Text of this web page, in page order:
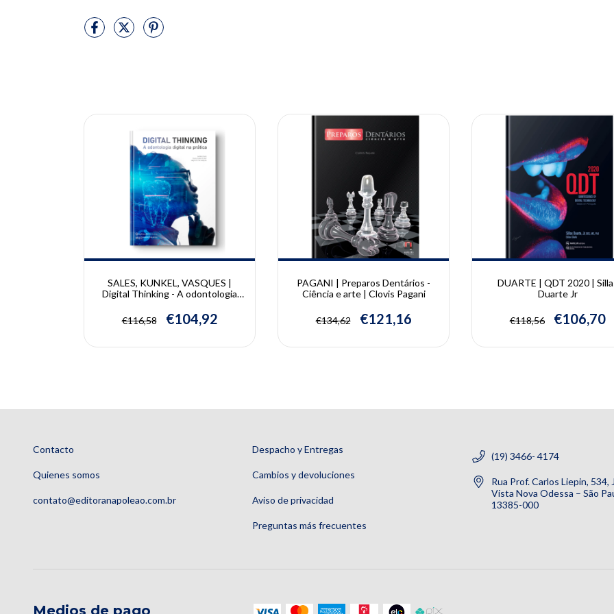
SALES, KUNKEL, VASQUES |
Digital Thinking - A odontologia
Maria Elizete Kunkel, Mayra Torres
Vasques
€116,58 €104,92
PAGANI | Preparos Dentários -
Ciência e arte | Clovis Pagani
€134,62 €121,16
DUARTE | QDT 2020 |
Duarte Jr
€118,56 €106,70
Contacto
Quienes somos
contato@editoranapoleao.com.br
Despacho y Entregas
Cambios y devoluciones
Aviso de privacidad
Preguntas más frecuentes
(19) 3466- 4174
Rua Prof. Carlos Liepin, 534,
Vista Nova Odessa – São
13385-000
Medios de pago